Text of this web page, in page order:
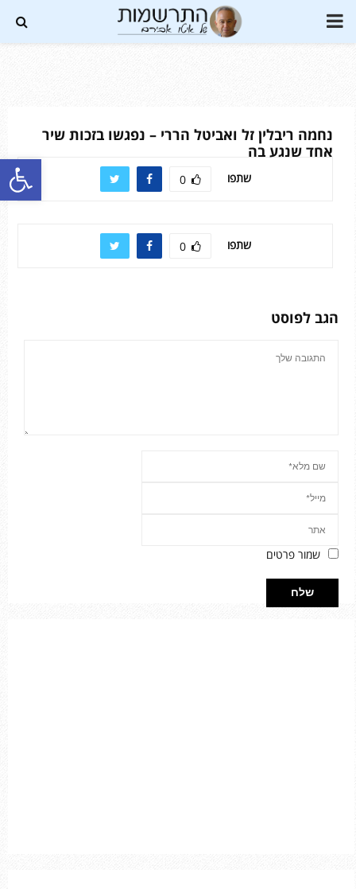
פתח סרגל נגישות
PRIMARY
נחמה ריבלין זל ואביטל הררי – נפגשו בזכות שיר
אחד שנגע בה
שתפו 0
שתפו 0
הגב לפוסט
שמור פרטים